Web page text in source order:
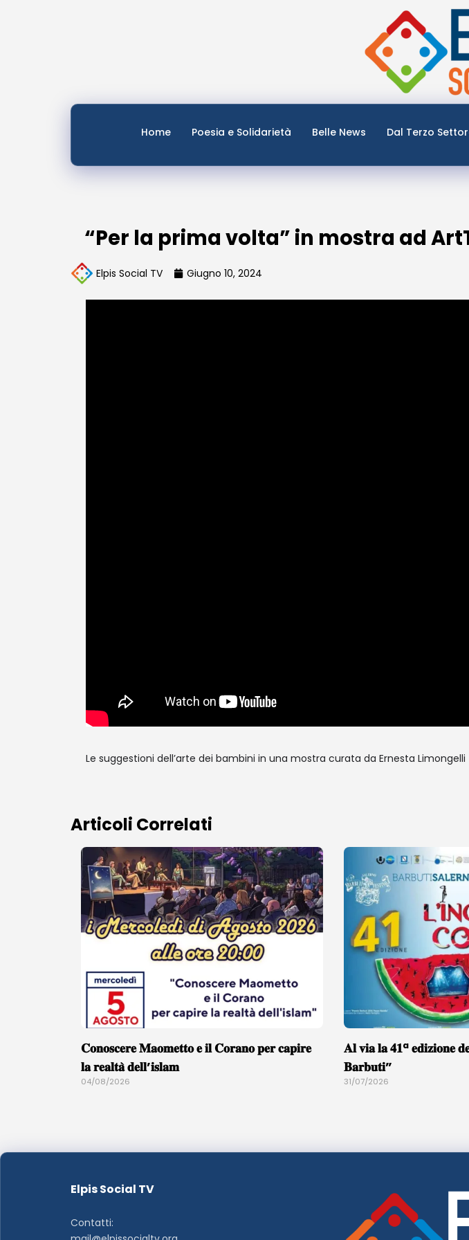
Home Poesia e Solidarietà Belle News Dal Terzo
“Per la prima volta” in mostra ad
Elpis Social TV Giugno 10, 2024
Le suggestioni dell’arte dei bambini in una mostra curata da Ernesta Limongelli
Articoli Correlati
𝐂𝐨𝐧𝐨𝐬𝐜𝐞𝐫𝐞 𝐌𝐚𝐨𝐦𝐞𝐭𝐭𝐨 𝐞 𝐢𝐥 𝐂𝐨𝐫𝐚𝐧𝐨 𝐩𝐞𝐫 𝐜𝐚𝐩𝐢𝐫𝐞
𝐥𝐚 𝐫𝐞𝐚𝐥𝐭𝐚̀ 𝐝𝐞𝐥𝐥’𝐢𝐬𝐥𝐚𝐦
04/08/2026
𝐀𝐥 𝐯𝐢𝐚 𝐥𝐚 𝟒𝟏ª 𝐞𝐝𝐢𝐳𝐢𝐨𝐧𝐞
𝐁𝐚𝐫𝐛𝐮𝐭𝐢”
31/07/2026
Elpis Social TV
Contatti: